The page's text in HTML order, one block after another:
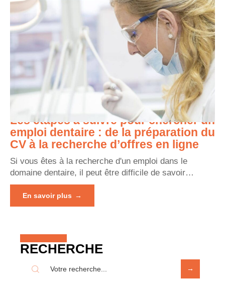
Les étapes à suivre pour chercher un
emploi dentaire : de la préparation du
CV à la recherche d’offres en ligne
Si vous êtes à la recherche d'un emploi dans le
domaine dentaire, il peut être difficile de savoir…
En savoir plus
RECHERCHE